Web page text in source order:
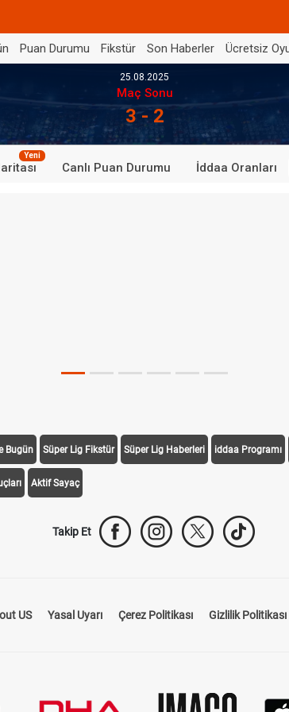
Puan Durumu Fikstür Son Haberler Ücretsiz
25.08.2025
Maç Sonu
3 - 2
Yeni
Canlı Puan Durumu İddaa Oranları
Bugün Süper Lig Fikstür Süper Lig Haberleri iddaa Programı
Aktif Sayaç
Takip Et
US Yasal Uyarı Çerez Politikası Gizlilik Politikası